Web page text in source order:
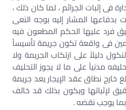
فى إثبات الجرائم ، لما كان ذلك ،
المشار إليه بوجه النعى
فرد عليها الحكم المطعون فيه
فى واقعة تكون جريمة تأسيساً
دليلاً على ارتكاب الجريمة ولا
مدنياً على ما لا يجوز التحليف
خارج نطاق عقد الإيجار يعد جريمة
لإثباتها ويكون بذلك قد خالف
يوجب نقضه .